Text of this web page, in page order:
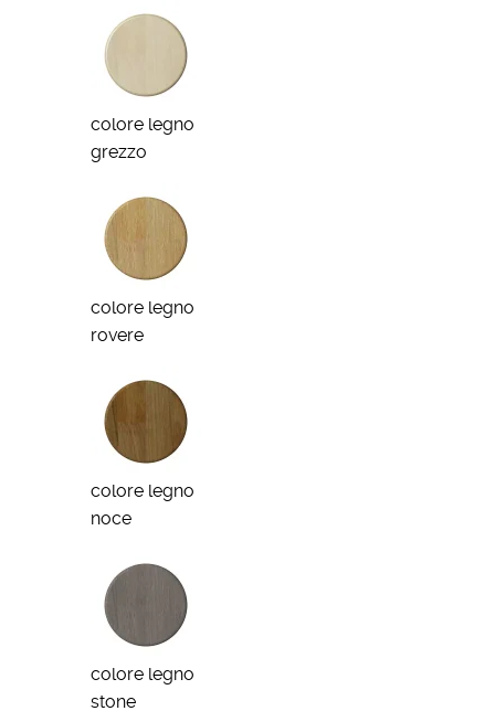
colore legno
grezzo
colore legno
rovere
colore legno
noce
colore legno
stone